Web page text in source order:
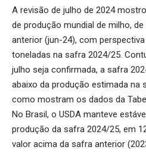
A revisão de julho de 2024
de produção mundial de milho,
anterior (jun-24), com
toneladas na safra 2024/25.
julho seja confirmada, a safra
abaixo da produção estimada na
como mostram os dados da
No Brasil, o USDA manteve
produção da safra 2024/25, em
valor acima da safra anterior